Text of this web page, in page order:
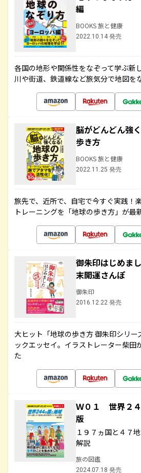
編
BOOKS 旅と健康
2022.10.14 発売
各国の地形や関係性をなぞって学ぶ新
川や街道、鉄道線など旅気分で地図を
脳がどんどん強
歩き方
BOOKS 旅と健康
2022.11.25 発売
旅先で、近所で、自宅で今すぐ実践！
トレーニングを「地球の歩き方」が最
御朱印はじめ
末開運さんぽ
御朱印
2016.12.22 発売
大ヒット「地球の歩き方 御朱印シリー
ックエッセイ。イラストレーター柴田
た
Ｗ０１ 世界２
版
１９７ヵ国と４７
解説
旅の図鑑
2024.07.18 発売